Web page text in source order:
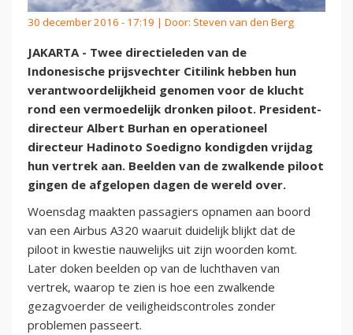
30 december 2016 - 17:19 | Door: Steven van den Berg
JAKARTA - Twee directieleden van de
Indonesische prijsvechter Citilink hebben hun
verantwoordelijkheid genomen voor de klucht
rond een vermoedelijk dronken piloot. President-
directeur Albert Burhan en operationeel
directeur Hadinoto Soedigno kondigden vrijdag
hun vertrek aan. Beelden van de zwalkende piloot
gingen de afgelopen dagen de wereld over.
Woensdag maakten passagiers opnamen aan boord
van een Airbus A320 waaruit duidelijk blijkt dat de
piloot in kwestie nauwelijks uit zijn woorden komt.
Later doken beelden op van de luchthaven van
vertrek, waarop te zien is hoe een zwalkende
gezagvoerder de veiligheidscontroles zonder
problemen passeert.